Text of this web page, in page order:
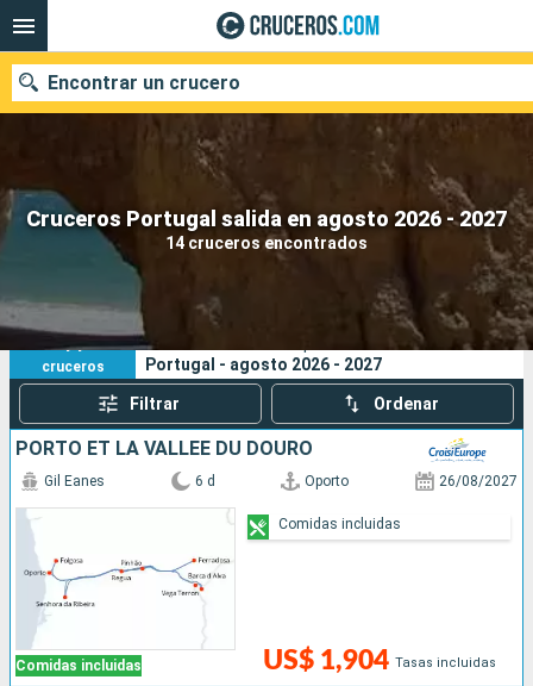
Cruceros Portugal salida en agosto 2026 - 2027
14 cruceros encontrados
Encontrar un crucero
Nuestros destinos
Fecha de salida
Compañías
Buscar
14
cruceros
Sus criterios de búsqueda:
Portugal - agosto 2026 - 2027
Filtrar Ordenar
PORTO ET LA VALLÉE DU DOURO
Comidas incluidas
Gil Eanes 6 d Oporto 26/08/2027
US$ 1,904 Tasas incluidas
Comidas incluidas